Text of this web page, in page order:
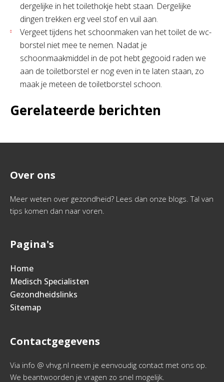
dergelijke in het toilethokje hebt staan. Dergelijke
dingen trekken erg veel stof en vuil aan.
Vergeet tijdens het schoonmaken van het toilet de wc-
borstel niet mee te nemen. Nadat je
schoonmaakmiddel in de pot hebt gegooid raden we
aan de toiletborstel er nog even in te laten staan, zo
maak je meteen de toiletborstel schoon.
Gerelateerde berichten
Over ons
Meer weten over gezondheid? Lees dan onze blogs. Tal van
tips komen dan naar voren.
Pagina's
Home
Medisch Specialisten
Gezondheidslinks
Sitemap
Contactgegevens
Via info @ vhvg.nl neem je eenvoudig contact met ons op.
We beantwoorden je vragen zo snel mogelijk.